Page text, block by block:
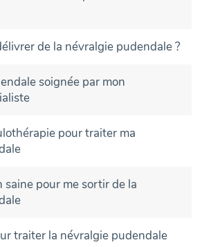
de la névralgie pudendale ?
soignée par mon
pour traiter ma
saine pour me sortir de la
traiter la névralgie pudendale